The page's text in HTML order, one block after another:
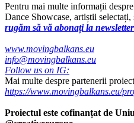
Pentru mai multe informații
Dance Showcase, artiștii
rugăm să vă abonați la
www.movingbalkans.eu
info@movingbalkans.eu
Follow us on IG:
Mai multe despre partenerii
https://www.movingbalkans.eu/
Proiectul este cofinanțat de